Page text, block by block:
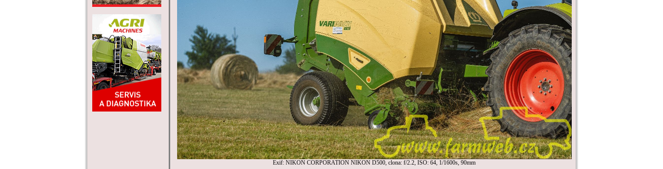
Exif: NIKON CORPORATION NIKON D500, clona: f/2.2, ISO: 64, 1/1600s, 90mm